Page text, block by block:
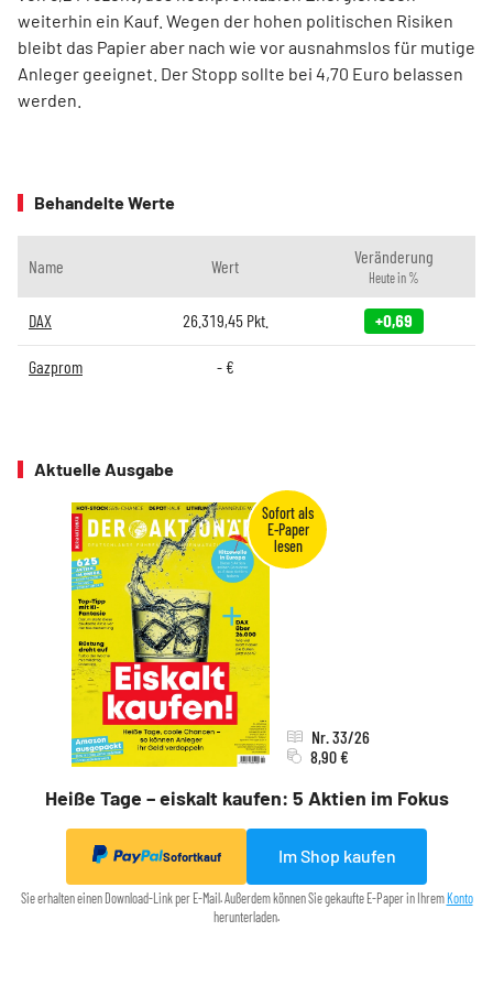
weiterhin ein Kauf. Wegen der hohen politischen Risiken
bleibt das Papier aber nach wie vor ausnahmslos für mutige
Anleger geeignet. Der Stopp sollte bei 4,70 Euro belassen
werden.
Behandelte Werte
Name Wert Veränderung
Heute in %
DAX 26.319,45Pkt. +0,69
Gazprom -€
Aktuelle Ausgabe
Heiße Tage – eiskalt kaufen: 5 Aktien im Fokus
Nr. 33/26
8,90 €
Sofortkauf Im Shop kaufen
Sie erhalten einen Download-Link per E-Mail. Außerdem können Sie gekaufte E-Paper in IhremKonto
herunterladen.